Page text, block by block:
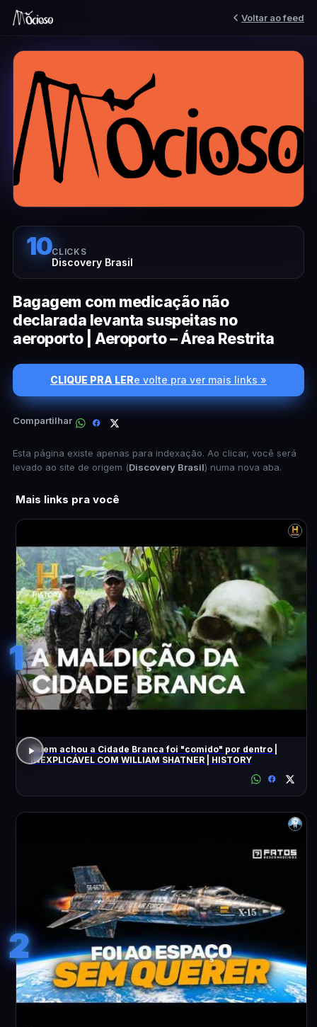
Voltar ao feed
10CLICKS
Discovery Brasil
Bagagem com medicação não
declarada levanta suspeitas no
aeroporto | Aeroporto – Área Restrita
CLIQUE PRA LERe volte pra ver mais links »
Compartilhar
Esta página existe apenas para indexação. Ao clicar, você será
levado ao site de origem (Discovery Brasil) numa nova aba.
Mais links pra você
1
Quem achou a Cidade Branca foi "comido" por dentro |
INEXPLICÁVEL COM WILLIAM SHATNER | HISTORY
2